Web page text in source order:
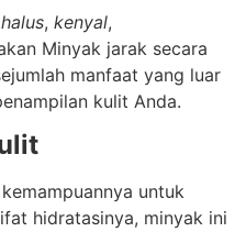
halus, kenyal,
Minyak jarak secara
manfaat yang luar
kulit Anda.
untuk
hidratasinya, minyak ini